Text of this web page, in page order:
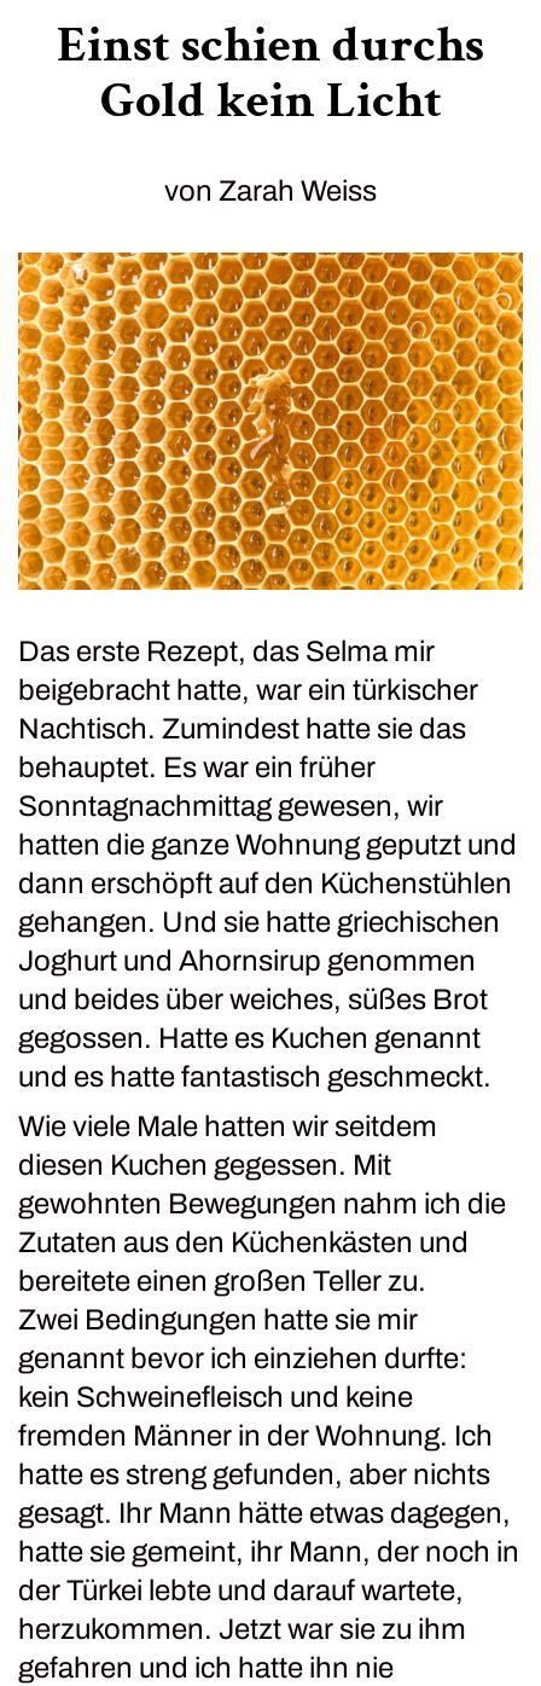
Einst schien durchs
Gold kein Licht
von Zarah Weiss
Das erste Rezept, das Selma mir
beigebracht hatte, war ein türkischer
Nachtisch. Zumindest hatte sie das
behauptet. Es war ein früher
Sonntagnachmittag gewesen, wir
hatten die ganze Wohnung geputzt und
dann erschöpft auf den Küchenstühlen
gehangen. Und sie hatte griechischen
Joghurt und Ahornsirup genommen
und beides über weiches, süßes Brot
gegossen. Hatte es Kuchen genannt
und es hatte fantastisch geschmeckt.
Wie viele Male hatten wir seitdem
diesen Kuchen gegessen. Mit
gewohnten Bewegungen nahm ich die
Zutaten aus den Küchenkästen und
bereitete einen großen Teller zu.
Zwei Bedingungen hatte sie mir
genannt bevor ich einziehen durfte:
kein Schweinefleisch und keine
fremden Männer in der Wohnung. Ich
hatte es streng gefunden, aber nichts
gesagt. Ihr Mann hätte etwas dagegen,
hatte sie gemeint, ihr Mann, der noch in
der Türkei lebte und darauf wartete,
herzukommen. Jetzt war sie zu ihm
gefahren und ich hatte ihn nie